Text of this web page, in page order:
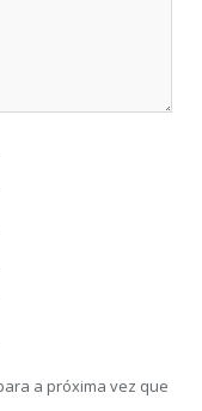
a próxima vez que